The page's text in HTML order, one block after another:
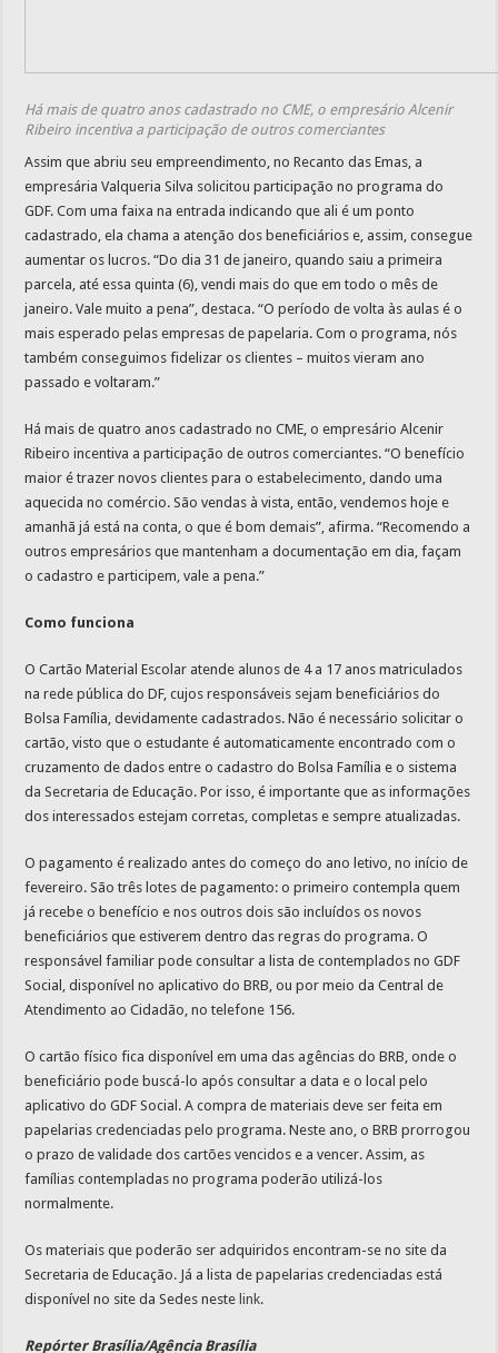
Há mais de quatro anos cadastrado no CME, o empresário Alcenir
Ribeiro incentiva a participação de outros comerciantes
Assim que abriu seu empreendimento, no Recanto das Emas, a
empresária Valqueria Silva solicitou participação no programa do
GDF. Com uma faixa na entrada indicando que ali é um ponto
cadastrado, ela chama a atenção dos beneficiários e, assim, consegue
aumentar os lucros. “Do dia 31 de janeiro, quando saiu a primeira
parcela, até essa quinta (6), vendi mais do que em todo o mês de
janeiro. Vale muito a pena”, destaca. “O período de volta às aulas é o
mais esperado pelas empresas de papelaria. Com o programa, nós
também conseguimos fidelizar os clientes – muitos vieram ano
passado e voltaram.”
Há mais de quatro anos cadastrado no CME, o empresário Alcenir
Ribeiro incentiva a participação de outros comerciantes. “O benefício
maior é trazer novos clientes para o estabelecimento, dando uma
aquecida no comércio. São vendas à vista, então, vendemos hoje e
amanhã já está na conta, o que é bom demais”, afirma. “Recomendo a
outros empresários que mantenham a documentação em dia, façam
o cadastro e participem, vale a pena.”
Como funciona
O Cartão Material Escolar atende alunos de 4 a 17 anos matriculados
na rede pública do DF, cujos responsáveis sejam beneficiários do
Bolsa Família, devidamente cadastrados. Não é necessário solicitar o
cartão, visto que o estudante é automaticamente encontrado com o
cruzamento de dados entre o cadastro do Bolsa Família e o sistema
da Secretaria de Educação. Por isso, é importante que as informações
dos interessados estejam corretas, completas e sempre atualizadas.
O pagamento é realizado antes do começo do ano letivo, no início de
fevereiro. São três lotes de pagamento: o primeiro contempla quem
já recebe o benefício e nos outros dois são incluídos os novos
beneficiários que estiverem dentro das regras do programa. O
responsável familiar pode consultar a lista de contemplados no GDF
Social, disponível no aplicativo do BRB, ou por meio da Central de
Atendimento ao Cidadão, no telefone 156.
O cartão físico fica disponível em uma das agências do BRB, onde o
beneficiário pode buscá-lo após consultar a data e o local pelo
aplicativo do GDF Social. A compra de materiais deve ser feita em
papelarias credenciadas pelo programa. Neste ano, o BRB prorrogou
o prazo de validade dos cartões vencidos e a vencer. Assim, as
famílias contempladas no programa poderão utilizá-los
normalmente.
Os materiais que poderão ser adquiridos encontram-se no site da
Secretaria de Educação. Já a lista de papelarias credenciadas está
disponível no site da Sedes neste link.
Repórter Brasília/Agência Brasília